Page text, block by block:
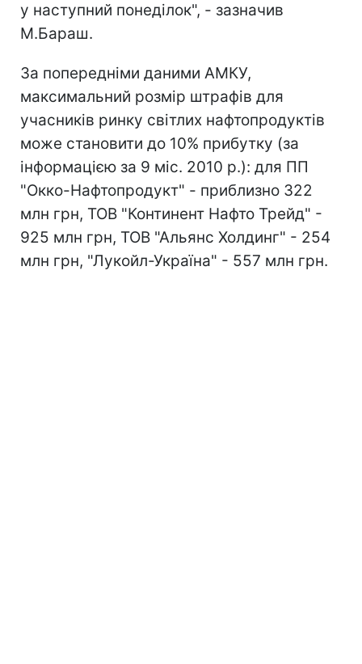
у наступний понеділок", - зазначив
М.Бараш.
За попередніми даними АМКУ,
максимальний розмір штрафів для
учасників ринку світлих нафтопродуктів
може становити до 10% прибутку (за
інформацією за 9 міс. 2010 р.): для ПП
"Окко-Нафтопродукт" - приблизно 322
млн грн, ТОВ "Континент Нафто Трейд" -
925 млн грн, ТОВ "Альянс Холдинг" - 254
млн грн, "Лукойл-Україна" - 557 млн грн.